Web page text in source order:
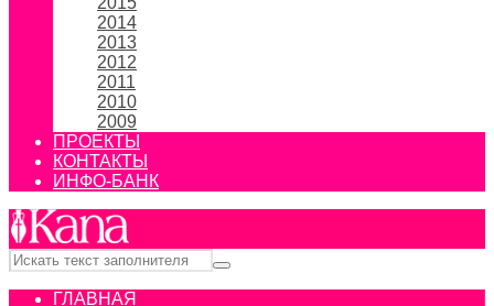
2014
2013
2012
2011
2010
2009
ПРОЕКТЫ
КОНТАКТЫ
ИНФО-БАНК
ГЛАВНАЯ